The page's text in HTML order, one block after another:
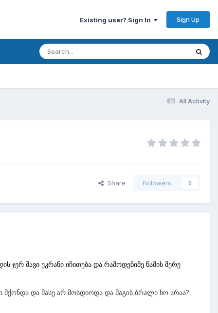
Existing user? Sign In Sign Up
All Activity
Share Followers 0
ჯერ შავი ეკრანი იჩითება და რამოდენიმე წამის მერე
მქონდა და მასე არ მოსდიოდა და მაგის ბრალი ხო არაა?